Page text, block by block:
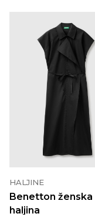
HALJINE
Benetton ženska
haljina